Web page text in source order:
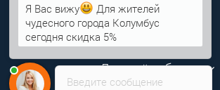
Информация
Личный кабинет
Введите сообщение
Я Вас вижу
Для жителей
чудесного города Колумбус
сегодня скидка 5%